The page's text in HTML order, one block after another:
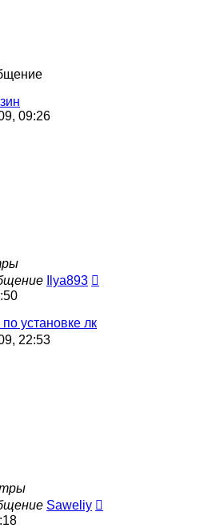
09:26
Ilya893
установке лк
22:53
Saweliy